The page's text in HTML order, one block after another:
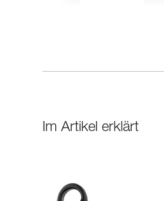
Im Artikel erklärt